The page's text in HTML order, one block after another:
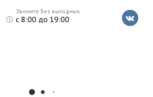
Звоните без выходных
с 8:00 до 19:00